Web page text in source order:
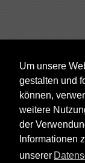
Um unsere
gestalten und
können,
weitere
der
Informationen
unserer